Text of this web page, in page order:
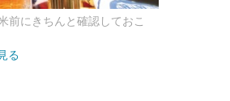
前にきちんと確認しておこ
る